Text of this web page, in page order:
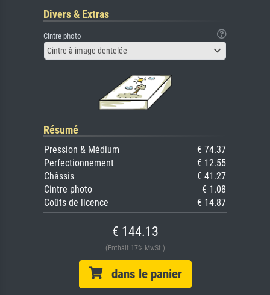
Divers & Extras
Cintre photo
Cintre à image dentelée
Résumé
Pression & Médium
€ 74.37
Perfectionnement
€ 12.55
Châssis
€ 41.27
Cintre photo
€ 1.08
Coûts de licence
€ 14.87
€ 144.13
(Enthält 17% MwSt.)
dans le panier